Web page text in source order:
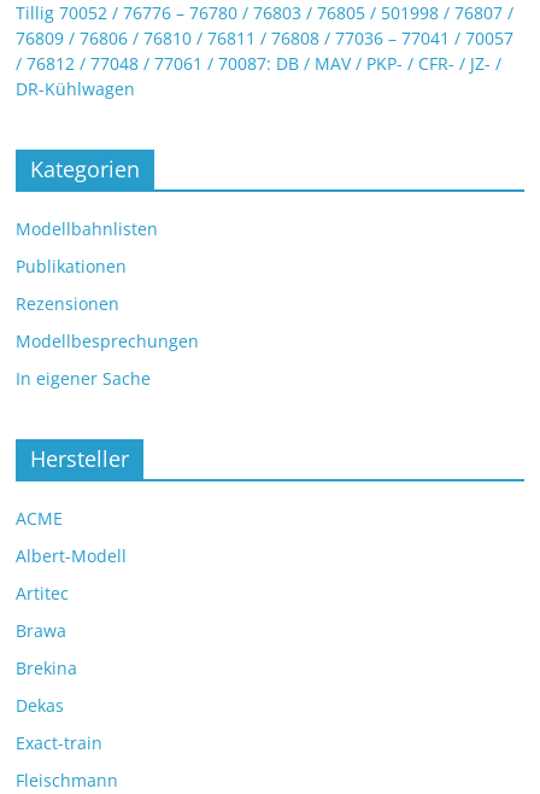
Tillig 70052 / 76776 – 76780 / 76803 / 76805 / 501998 / 76807 /
76809 / 76806 / 76810 / 76811 / 76808 / 77036 – 77041 / 70057
/ 76812 / 77048 / 77061 / 70087: DB / MAV / PKP- / CFR- / JZ- /
DR-Kühlwagen
Kategorien
Modellbahnlisten
Publikationen
Rezensionen
Modellbesprechungen
In eigener Sache
Hersteller
ACME
Albert-Modell
Artitec
Brawa
Brekina
Dekas
Exact-train
Fleischmann